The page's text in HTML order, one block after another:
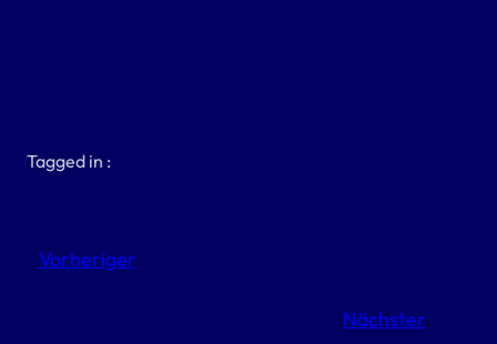
Tagged in :
Vorheriger
Nächster